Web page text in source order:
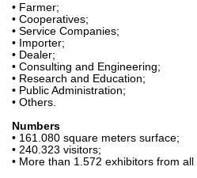
• Farmer;
• Cooperatives;
• Service Companies;
• Importer;
• Dealer;
• Consulting and Engineering;
• Research and Education;
• Public Administration;
• Others.
Numbers
• 161.080 square meters surface;
• 240.323 visitors;
• More than 1.572 exhibitors from all